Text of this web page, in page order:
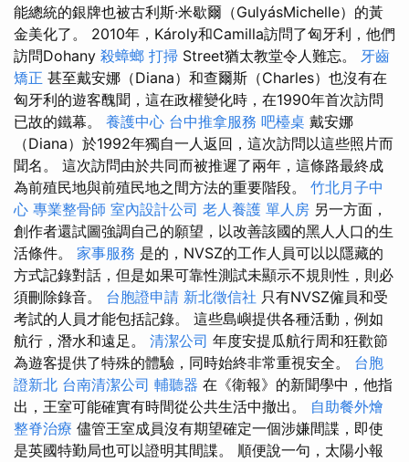
能總統的銀牌也被古利斯·米歇爾（GulyásMichelle）的黃
金美化了。 2010年，Károly和Camilla訪問了匈牙利，他們
訪問Dohany 殺蟑螂 打掃 Street猶太教堂令人難忘。 牙齒
矯正 甚至戴安娜（Diana）和查爾斯（Charles）也沒有在
匈牙利的遊客醜聞，這在政權變化時，在1990年首次訪問
已故的鐵幕。 養護中心 台中推拿服務 吧檯桌 戴安娜
（Diana）於1992年獨自一人返回，這次訪問以這些照片而
聞名。 這次訪問由於共同而被推遲了兩年，這條路最終成
為前殖民地與前殖民地之間方法的重要階段。 竹北月子中
心 專業整骨師 室內設計公司 老人養護 單人房 另一方面，
創作者還試圖強調自己的願望，以改善該國的黑人人口的生
活條件。 家事服務 是的，NVSZ的工作人員可以以隱藏的
方式記錄對話，但是如果可靠性測試未顯示不規則性，則必
須刪除錄音。 台胞證申請 新北徵信社 只有NVSZ僱員和受
考試的人員才能包括記錄。 這些島嶼提供各種活動，例如
航行，潛水和遠足。 清潔公司 年度安提瓜航行周和狂歡節
為遊客提供了特殊的體驗，同時始終非常重視安全。 台胞
證新北 台南清潔公司 輔聽器 在《衛報》的新聞學中，他指
出，王室可能確實有時間從公共生活中撤出。 自助餐外燴
整脊治療 儘管王室成員沒有期望確定一個涉嫌間諜，即使
是英國特勤局也可以證明其間諜。 順便說一句，太陽小報